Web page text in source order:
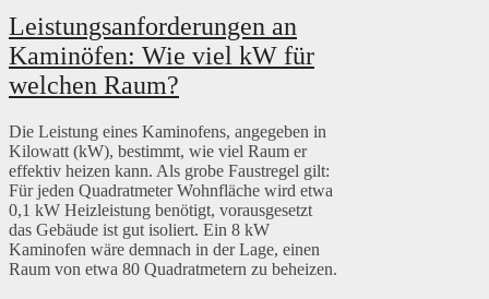
Leistungsanforderungen an
Kaminöfen: Wie viel kW für
welchen Raum?
Die Leistung eines Kaminofens, angegeben in
Kilowatt (kW), bestimmt, wie viel Raum er
effektiv heizen kann. Als grobe Faustregel gilt:
Für jeden Quadratmeter Wohnfläche wird etwa
0,1 kW Heizleistung benötigt, vorausgesetzt
das Gebäude ist gut isoliert. Ein 8 kW
Kaminofen wäre demnach in der Lage, einen
Raum von etwa 80 Quadratmetern zu beheizen.